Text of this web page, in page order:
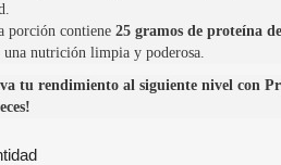
porción contiene 25 gramos de proteína
una nutrición limpia y poderosa.
tu rendimiento al siguiente nivel con